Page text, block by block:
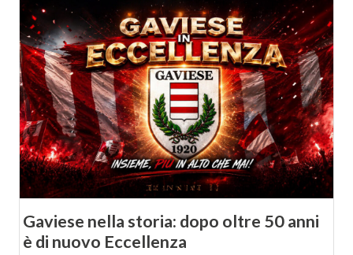
Gaviese nella storia: dopo oltre 50 anni
è di nuovo Eccellenza